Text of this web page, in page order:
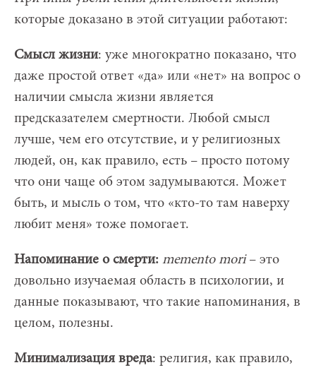
которые доказано в этой ситуации работают:
Смысл жизни: уже многократно показано, что
даже простой ответ «да» или «нет» на вопрос о
наличии смысла жизни является
предсказателем смертности. Любой смысл
лучше, чем его отсутствие, и у религиозных
людей, он, как правило, есть – просто потому
что они чаще об этом задумываются. Может
быть, и мысль о том, что «кто-то там наверху
любит меня» тоже помогает.
Напоминание о смерти: memento mori– это
довольно изучаемая область в психологии, и
данные показывают, что такие напоминания, в
целом, полезны.
Минимализация вреда: религия, как правило,